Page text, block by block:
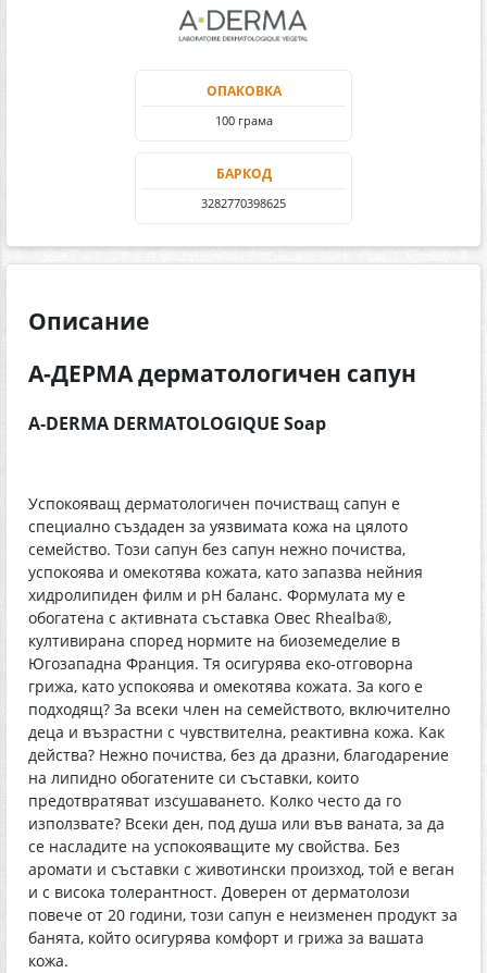
ОПАКОВКА
100 грама
БАРКОД
3282770398625
Описание
А-ДЕРМА дерматологичен сапун
A-DERMA DERMATOLOGIQUE Soap
Успокояващ дерматологичен почистващ сапун е
специално създаден за уязвимата кожа на цялото
семейство. Този сапун без сапун нежно почиства,
успокоява и омекотява кожата, като запазва нейния
хидролипиден филм и pH баланс. Формулата му е
обогатена с активната съставка Овес Rhealba®,
култивирана според нормите на биоземеделие в
Югозападна Франция. Тя осигурява еко-отговорна
грижа, като успокоява и омекотява кожата. За кого е
подходящ? За всеки член на семейството, включително
деца и възрастни с чувствителна, реактивна кожа. Как
действа? Нежно почиства, без да дразни, благодарение
на липидно обогатените си съставки, които
предотвратяват изсушаването. Колко често да го
използвате? Всеки ден, под душа или във ваната, за да
се насладите на успокояващите му свойства. Без
аромати и съставки с животински произход, той е веган
и с висока толерантност. Доверен от дерматолози
повече от 20 години, този сапун е неизменен продукт за
банята, който осигурява комфорт и грижа за вашата
кожа.